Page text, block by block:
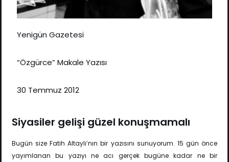
Yenigün Gazetesi
“Özgürce” Makale Yazısı
30 Temmuz 2012
Siyasiler gelişi güzel konuşmamalı
Bugün size Fatih Altaylı’nın bir yazısını sunuyorum. 15 gün önce
yayımlanan bu yazıyı ne acı gerçek bugüne kadar ne bir